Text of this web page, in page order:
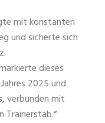
mit konstanten
und sicherte sich
dieses
2025 und
verbunden mit
Trainerstab.“